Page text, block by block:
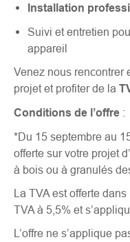
Installation
Suivi et entretien
appareil
Venez nous rencontrer
projet et profiter de la
Conditions de l’offre :
*Du 15 septembre au
offerte sur votre projet
à bois ou à granulés
La TVA est offerte
TVA à 5,5% et
L’offre ne s’applique